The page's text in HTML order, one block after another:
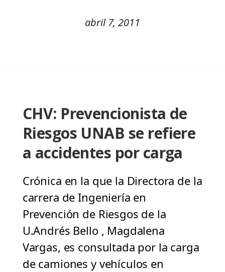
abril 7, 2011
CHV: Prevencionista de
Riesgos UNAB se refiere
a accidentes por carga
Crónica en la que la Directora de la
carrera de Ingeniería en
Prevención de Riesgos de la
U.Andrés Bello , Magdalena
Vargas, es consultada por la carga
de camiones y vehículos en